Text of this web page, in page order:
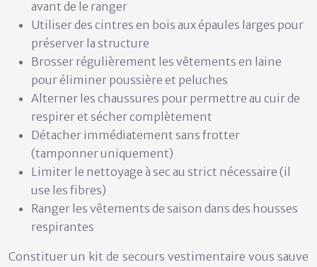
avant de le ranger
Utiliser des cintres en bois aux épaules larges pour
préserver la structure
Brosser régulièrement les vêtements en laine
pour éliminer poussière et peluches
Alterner les chaussures pour permettre au cuir de
respirer et sécher complètement
Détacher immédiatement sans frotter
(tamponner uniquement)
Limiter le nettoyage à sec au strict nécessaire (il
use les fibres)
Ranger les vêtements de saison dans des housses
respirantes
Constituer un kit de secours vestimentaire vous sauve